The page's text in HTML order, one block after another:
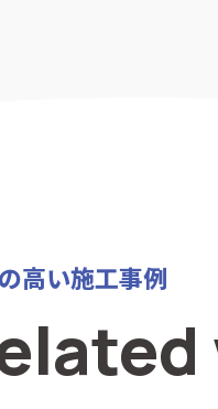
高い施工事例